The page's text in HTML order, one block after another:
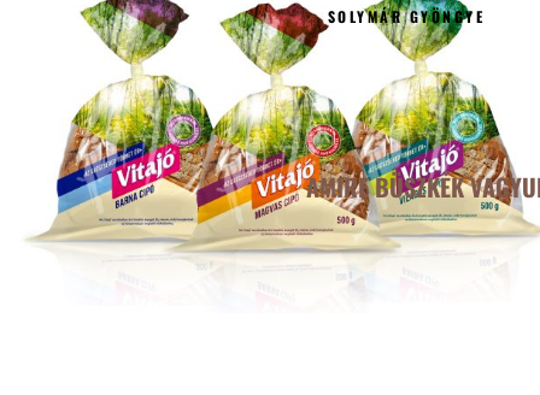
SOLYMÁR GYÖNGYE
AMIRE BÜSZKÉK